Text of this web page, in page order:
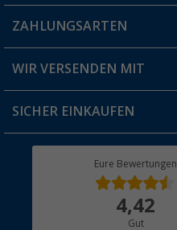
Blog
Jobs & Karriere
Berger Bewusst
FAQ & Kontakt
Versandinformationen
Rücksendung
ZAHLUNGSARTEN
WIR VERSENDEN MIT
SICHER EINKAUFEN
Eure Bewertungen
4,42
Gut